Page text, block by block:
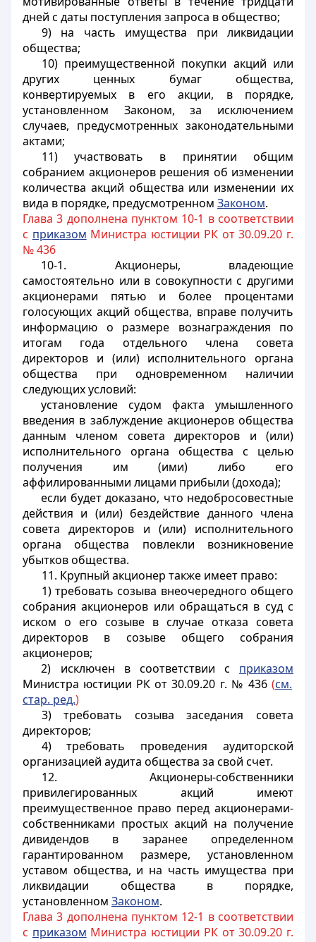
дней с даты поступления запроса в общество;
9) на часть имущества при ликвидации
общества;
10) преимущественной покупки акций или
других ценных бумаг общества,
конвертируемых в его акции, в порядке,
установленном Законом, за исключением
случаев, предусмотренных законодательными
актами;
11) участвовать в принятии общим
собранием акционеров решения об изменении
количества акций общества или изменении их
вида в порядке, предусмотренном Законом.
Глава 3 дополнена пунктом 10-1 в соответствии
с приказом Министра юстиции РК от 30.09.20 г.
№ 436
10-1. Акционеры, владеющие
самостоятельно или в совокупности с другими
акционерами пятью и более процентами
голосующих акций общества, вправе получить
информацию о размере вознаграждения по
итогам года отдельного члена совета
директоров и (или) исполнительного органа
общества при одновременном наличии
следующих условий:
установление судом факта умышленного
введения в заблуждение акционеров общества
данным членом совета директоров и (или)
исполнительного органа общества с целью
получения им (ими) либо его
аффилированными лицами прибыли (дохода);
если будет доказано, что недобросовестные
действия и (или) бездействие данного члена
совета директоров и (или) исполнительного
органа общества повлекли возникновение
убытков общества.
11. Крупный акционер также имеет право:
1) требовать созыва внеочередного общего
собрания акционеров или обращаться в суд с
иском о его созыве в случае отказа совета
директоров в созыве общего собрания
акционеров;
2) исключен в соответствии с приказом
Министра юстиции РК от 30.09.20 г. № 436 (см.
стар. ред.)
3) требовать созыва заседания совета
директоров;
4) требовать проведения аудиторской
организацией аудита общества за свой счет.
12. Акционеры-собственники
привилегированных акций имеют
преимущественное право перед акционерами-
собственниками простых акций на получение
дивидендов в заранее определенном
гарантированном размере, установленном
уставом общества, и на часть имущества при
ликвидации общества в порядке,
установленном Законом.
Глава 3 дополнена пунктом 12-1 в соответствии
с приказом Министра юстиции РК от 30.09.20 г.